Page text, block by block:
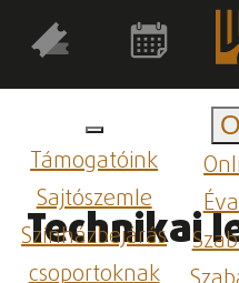
Támogatóink
Sajtószemle
Színházbejárás
csoportoknak
Technikai